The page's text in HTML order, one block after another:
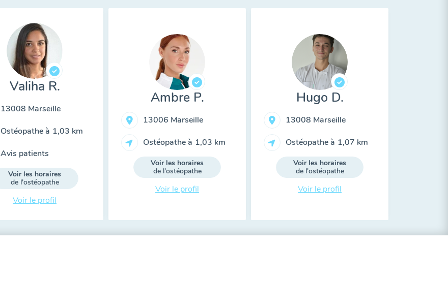
Valiha R.
13008 Marseille
Ostéopathe à 1,03 km
Avis patients
Voir les horaires
de l'ostéopathe
Voir le profil
Ambre P.
13006 Marseille
Ostéopathe à 1,03 km
Voir les horaires
de l'ostéopathe
Voir le profil
Hugo D.
13008 Marseille
Ostéopathe à 1,07 km
Voir les horaires
de l'ostéopathe
Voir le profil